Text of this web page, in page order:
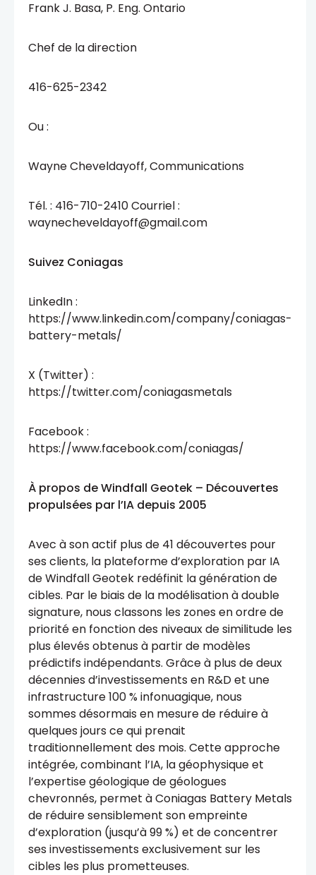
Frank J. Basa, P. Eng. Ontario
Chef de la direction
416-625-2342
Ou :
Wayne Cheveldayoff, Communications
Tél. : 416-710-2410 Courriel :
waynecheveldayoff@gmail.com
Suivez Coniagas
LinkedIn :
https://www.linkedin.com/company/coniagas-
battery-metals/
X (Twitter) :
https://twitter.com/coniagasmetals
Facebook :
https://www.facebook.com/coniagas/
À propos de Windfall Geotek – Découvertes
propulsées par l’IA depuis 2005
Avec à son actif plus de 41 découvertes pour
ses clients, la plateforme d’exploration par IA
de Windfall Geotek redéfinit la génération de
cibles. Par le biais de la modélisation à double
signature, nous classons les zones en ordre de
priorité en fonction des niveaux de similitude les
plus élevés obtenus à partir de modèles
prédictifs indépendants. Grâce à plus de deux
décennies d’investissements en R&D et une
infrastructure 100 % infonuagique, nous
sommes désormais en mesure de réduire à
quelques jours ce qui prenait
traditionnellement des mois. Cette approche
intégrée, combinant l’IA, la géophysique et
l’expertise géologique de géologues
chevronnés, permet à Coniagas Battery Metals
de réduire sensiblement son empreinte
d’exploration (jusqu’à 99 %) et de concentrer
ses investissements exclusivement sur les
cibles les plus prometteuses.